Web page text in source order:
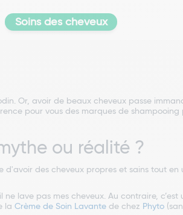
Soins des cheveux
Or, avoir de beaux cheveux passe
pour vous des marques de
ou réalité ?
d'avoir des cheveux propres et sains tout
ne lave pas mes cheveux. Au contraire,
la Crème de Soin Lavante de chez Phyto